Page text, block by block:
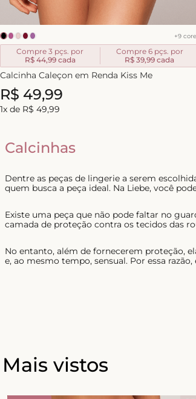
+9
Compre 3 pçs. por
R$ 44,99cada
Compre 6 pçs. por
R$ 39,99 cada
Calcinha Caleçon em Renda Kiss Me
R$ 49,99
1x de R$ 49,99
Calcinhas
Dentre as peças de lingerie a serem
quem busca a peça ideal. Na Liebe, você
Existe uma peça que não pode faltar no
camada de proteção contra os tecidos das
No entanto, além de fornecerem proteção,
e, ao mesmo tempo, sensual. Por essa
Mais vistos